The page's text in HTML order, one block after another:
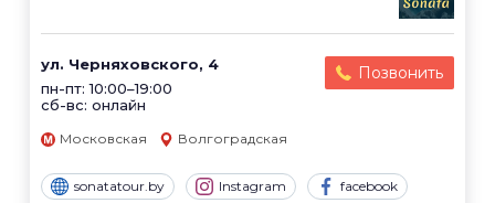
ул. Черняховского, 4
пн-пт: 10:00–19:00
сб-вс: онлайн
Позвонить
Московская Волгоградская
sonatatour.by Instagram facebook